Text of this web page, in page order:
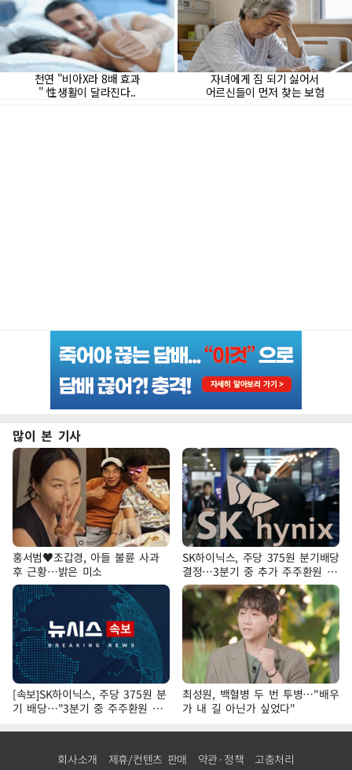
많이 본 기사
홍서범♥조갑경, 아들 불륜 사과
후 근황…밝은 미소
SK하이닉스, 주당 375원 분기배당
결정…3분기 중 추가 주주환원 발
표
[속보]SK하이닉스, 주당 375원 분
기 배당…"3분기 중 주주환원 방
안 확정"
최성원, 백혈병 두 번 투병…"배우
가 내 길 아닌가 싶었다"
회사소개 제휴/컨텐츠 판매 약관·정책 고충처리